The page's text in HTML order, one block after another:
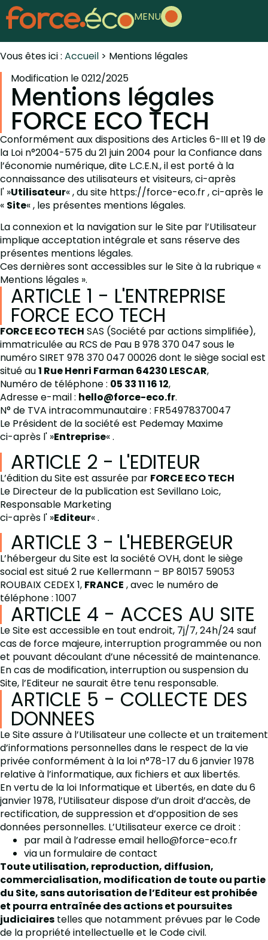
MENU
Vous êtes ici : Accueil > Mentions légales
Modification le 0212/2025
Mentions légales
FORCE ECO TECH
Conformément aux dispositions des Articles 6-III et 19 de
la Loi n°2004-575 du 21 juin 2004 pour la Confiance dans
l’économie numérique, dite L.C.E.N., il est porté à la
connaissance des utilisateurs et visiteurs, ci-après
l' »Utilisateur« , du site https://force-eco.fr , ci-après le
« Site« , les présentes mentions légales.
La connexion et la navigation sur le Site par l’Utilisateur
implique acceptation intégrale et sans réserve des
présentes mentions légales.
Ces dernières sont accessibles sur le Site à la rubrique «
Mentions légales ».
ARTICLE 1 - L'ENTREPRISE
FORCE ECO TECH
FORCE ECO TECH SAS (Société par actions simplifiée),
immatriculée au RCS de Pau B 978 370 047 sous le
numéro SIRET 978 370 047 00026 dont le siège social est
situé au1 Rue Henri Farman 64230 LESCAR,
Numéro de téléphone : 05 33 11 16 12,
Adresse e-mail : hello@force-eco.fr.
N° de TVA intracommunautaire : FR54978370047
Le Président de la société est Pedemay Maxime
ci-après l' »Entreprise« .
ARTICLE 2 - L'EDITEUR
L’édition du Site est assurée par FORCE ECO TECH
Le Directeur de la publication est Sevillano Loic,
Responsable Marketing
ci-après l' »Editeur« .
ARTICLE 3 - L'HEBERGEUR
L’hébergeur du Site est la société OVH, dont le siège
social est situé 2 rue Kellermann – BP 80157 59053
ROUBAIX CEDEX 1, FRANCE , avec le numéro de
téléphone : 1007
ARTICLE 4 - ACCES AU SITE
Le Site est accessible en tout endroit, 7j/7, 24h/24 sauf
cas de force majeure, interruption programmée ou non
et pouvant découlant d’une nécessité de maintenance.
En cas de modification, interruption ou suspension du
Site, l’Editeur ne saurait être tenu responsable.
ARTICLE 5 - COLLECTE DES
DONNEES
Le Site assure à l’Utilisateur une collecte et un traitement
d’informations personnelles dans le respect de la vie
privée conformément à la loi n°78-17 du 6 janvier 1978
relative à l’informatique, aux fichiers et aux libertés.
En vertu de la loi Informatique et Libertés, en date du 6
janvier 1978, l’Utilisateur dispose d’un droit d’accès, de
rectification, de suppression et d’opposition de ses
données personnelles. L’Utilisateur exerce ce droit :
par mail à l’adresse email hello@force-eco.fr
via un formulaire de contact
Toute utilisation, reproduction, diffusion,
commercialisation, modification de toute ou partie
du Site, sans autorisation de l’Editeur est prohibée
et pourra entraînée des actions et poursuites
judiciaires telles que notamment prévues par le Code
de la propriété intellectuelle et le Code civil.